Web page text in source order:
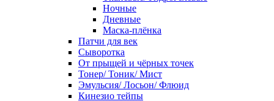
Ночные
Дневные
Маска-плёнка
Патчи для век
Сыворотка
От прыщей и чёрных точек
Тонер/ Тоник/ Мист
Эмульсия/ Лосьон/ Флюид
Кинезио тейпы